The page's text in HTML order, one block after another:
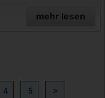
mehr lesen
4 5 >